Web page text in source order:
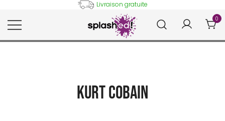
to
content
Livraison gratuite
0
Kurt Cobain